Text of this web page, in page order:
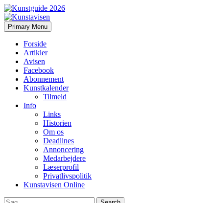
Kunstavisen
Search
Primary Menu Skip
to
Forside
Artikler
Avisen
Facebook
Abonnement
Kunstkalender
Tilmeld
Info
Links
Historien
Om os
Deadlines
Annoncering
Medarbejdere
Læserprofil
Privatlivspolitik
Kunstavisen Online
Search